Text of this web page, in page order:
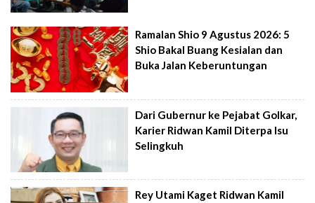
Ramalan Shio 9 Agustus 2026: 5
Shio Bakal Buang Kesialan dan
Buka Jalan Keberuntungan
Dari Gubernur ke Pejabat Golkar,
Karier Ridwan Kamil Diterpa Isu
Selingkuh
Rey Utami Kaget Ridwan Kamil